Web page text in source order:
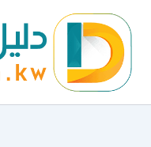
المحتوى